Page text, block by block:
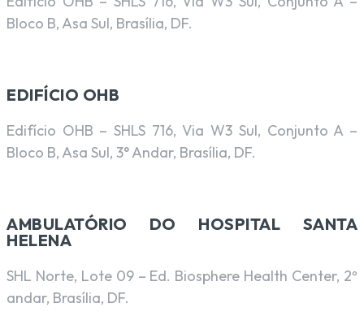
Bloco B, Asa Sul, Brasília, DF.
EDIFÍCIO OHB
Edifício OHB – SHLS 716, Via W3 Sul, Conjunto A –
Bloco B, Asa Sul, 3° Andar, Brasília, DF.
AMBULATÓRIO DO HOSPITAL SANTA
HELENA
SHL Norte, Lote 09 – Ed. Biosphere Health Center, 2º
andar, Brasília, DF.